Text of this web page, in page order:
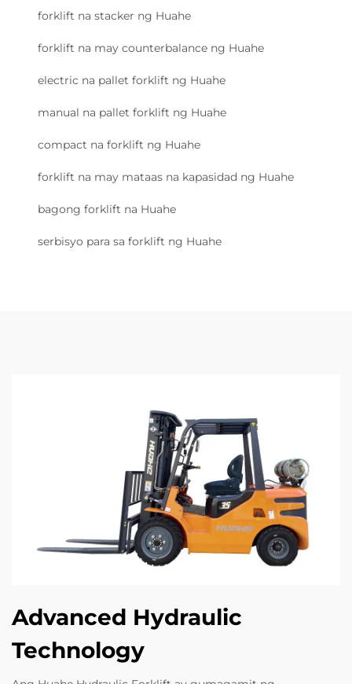
forklift na stacker ng Huahe
forklift na may counterbalance ng Huahe
electric na pallet forklift ng Huahe
manual na pallet forklift ng Huahe
compact na forklift ng Huahe
forklift na may mataas na kapasidad ng Huahe
bagong forklift na Huahe
serbisyo para sa forklift ng Huahe
Advanced Hydraulic
Technology